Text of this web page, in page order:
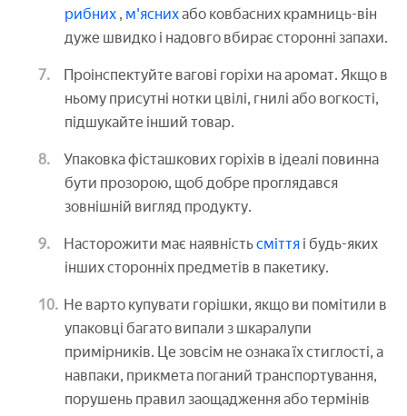
рибних , м'яснихабо ковбасних крамниць-він
дуже швидко і надовго вбирає сторонні запахи.
Проінспектуйте вагові горіхи на аромат. Якщо в
ньому присутні нотки цвілі, гнилі або вогкості,
підшукайте інший товар.
Упаковка фісташкових горіхів в ідеалі повинна
бути прозорою, щоб добре проглядався
зовнішній вигляд продукту.
Насторожити має наявністьсміття і будь-яких
інших сторонніх предметів в пакетику.
Не варто купувати горішки, якщо ви помітили в
упаковці багато випали з шкаралупи
примірників. Це зовсім не ознака їх стиглості, а
навпаки, прикмета поганий транспортування,
порушень правил заощадження або термінів